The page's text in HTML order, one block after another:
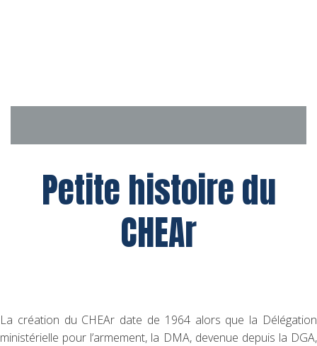
Petite histoire du
CHEAr
La création du CHEAr date de 1964 alors que la Délégation
ministérielle pour l’armement, la DMA, devenue depuis la DGA,